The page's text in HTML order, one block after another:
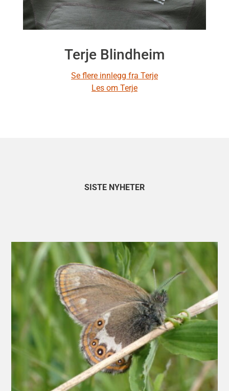
Terje Blindheim
Se flere innlegg fra Terje
Les om Terje
SISTE NYHETER